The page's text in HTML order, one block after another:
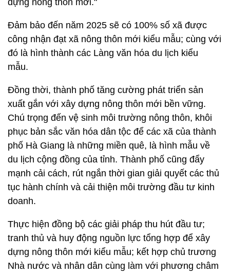
dựng nông thôn mới."
Đảm bảo đến năm 2025 sẽ có 100% số xã được
công nhận đạt xã nông thôn mới kiểu mẫu; cùng với
đó là hình thành các Làng văn hóa du lịch kiểu
mẫu.
Đồng thời, thành phố tăng cường phát triển sản
xuất gắn với xây dựng nông thôn mới bền vững.
Chú trọng đến vệ sinh môi trường nông thôn, khôi
phục bản sắc văn hóa dân tộc để các xã của thành
phố Hà Giang là những miền quê, là hình mẫu về
du lịch cộng đồng của tỉnh. Thành phố cũng đẩy
mạnh cải cách, rút ngắn thời gian giải quyết các thủ
tục hành chính và cải thiện môi trường đầu tư kinh
doanh.
Thực hiện đồng bộ các giải pháp thu hút đầu tư;
tranh thủ và huy động nguồn lực tổng hợp để xây
dựng nông thôn mới kiểu mẫu; kết hợp chủ trương
Nhà nước và nhân dân cùng làm với phương châm